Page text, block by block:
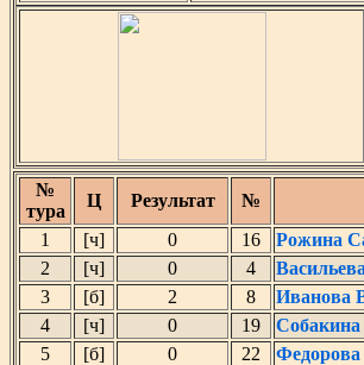
№
тура
Ц Результат №
1
[ч] 0 16
Рожина
2
[ч] 0 4
3
[б] 2 8
Иванова
4
[ч] 0 19
Собакина
5
[б] 0 22